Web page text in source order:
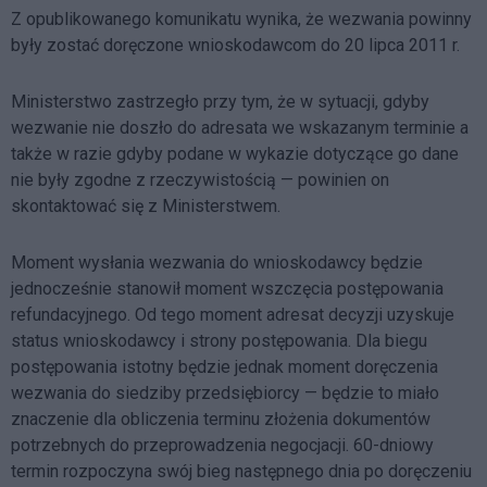
Z opublikowanego komunikatu wynika, że wezwania powinny
były zostać doręczone wnioskodawcom do 20 lipca 2011 r.
Ministerstwo zastrzegło przy tym, że w sytuacji, gdyby
wezwanie nie doszło do adresata we wskazanym terminie a
także w razie gdyby podane w wykazie dotyczące go dane
nie były zgodne z rzeczywistością — powinien on
skontaktować się z Ministerstwem.
Moment wysłania wezwania do wnioskodawcy będzie
jednocześnie stanowił moment wszczęcia postępowania
refundacyjnego. Od tego moment adresat decyzji uzyskuje
status wnioskodawcy i strony postępowania. Dla biegu
postępowania istotny będzie jednak moment doręczenia
wezwania do siedziby przedsiębiorcy — będzie to miało
znaczenie dla obliczenia terminu złożenia dokumentów
potrzebnych do przeprowadzenia negocjacji. 60-dniowy
termin rozpoczyna swój bieg następnego dnia po doręczeniu